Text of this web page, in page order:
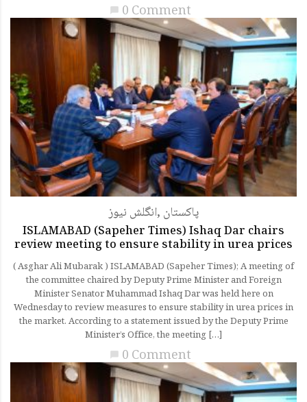
0 Comment
انگلش نیوز, پاکستان
ISLAMABAD (Sapeher Times) Ishaq Dar chairs
review meeting to ensure stability in urea prices
( Asghar Ali Mubarak ) ISLAMABAD (Sapeher Times); A meeting of
the committee chaired by Deputy Prime Minister and Foreign
Minister Senator Muhammad Ishaq Dar was held here on
Wednesday to review measures to ensure stability in urea prices in
the market. According to a statement issued by the Deputy Prime
Minister’s Office, the meeting […]
chat_bubble 0 Comment